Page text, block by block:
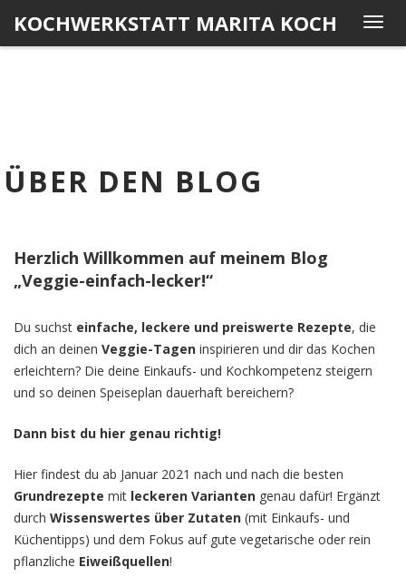
content
T
o
o
n
KOCHWERKSTATT MARITA KOCH
ÜBER DEN BLOG
Herzlich Willkommen auf meinem Blog
„Veggie-einfach-lecker!“
Du suchst einfache, leckere und preiswerte Rezepte, die
dich an deinen Veggie-Tagen inspirieren und dir das Kochen
erleichtern? Die deine Einkaufs- und Kochkompetenz steigern
und so deinen Speiseplan dauerhaft bereichern?
Dann bist du hier genau richtig!
Hier findest du ab Januar 2021 nach und nach die besten
Grundrezepte mit leckeren Varianten genau dafür! Ergänzt
durch Wissenswertes über Zutaten (mit Einkaufs- und
Küchentipps) und dem Fokus auf gute vegetarische oder rein
pflanzliche Eiweißquellen!